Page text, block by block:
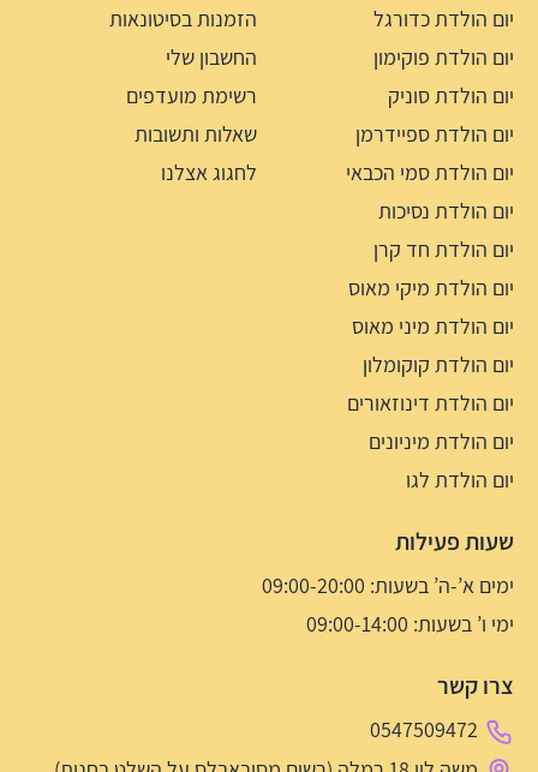
יום הולדת כדורגל
יום הולדת פוקימון
יום הולדת סוניק
יום הולדת ספיידרמן
יום הולדת סמי הכבאי
יום הולדת נסיכות
יום הולדת חד קרן
יום הולדת מיקי מאוס
יום הולדת מיני מאוס
יום הולדת קוקומלון
יום הולדת דינוזאורים
יום הולדת מיניונים
יום הולדת לגו
הזמנות בסיטונאות
החשבון שלי
רשימת מועדפים
שאלות ותשובות
לחגוג אצלנו
שעות פעילות
ימים א’-ה’ בשעות: 09:00-20:00
ימי ו’ בשעות: 09:00-14:00
צרו קשר
0547509472